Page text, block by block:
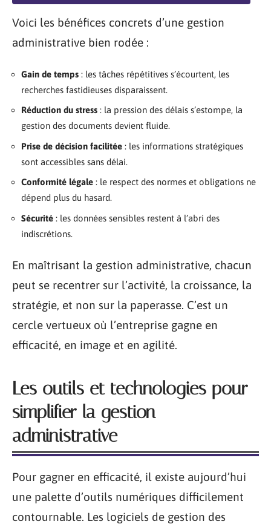
Voici les bénéfices concrets d’une gestion
administrative bien rodée :
Gain de temps : les tâches répétitives s’écourtent, les
recherches fastidieuses disparaissent.
Réduction du stress : la pression des délais s’estompe, la
gestion des documents devient fluide.
Prise de décision facilitée : les informations stratégiques
sont accessibles sans délai.
Conformité légale : le respect des normes et obligations ne
dépend plus du hasard.
Sécurité : les données sensibles restent à l’abri des
indiscrétions.
En maîtrisant la gestion administrative, chacun
peut se recentrer sur l’activité, la croissance, la
stratégie, et non sur la paperasse. C’est un
cercle vertueux où l’entreprise gagne en
efficacité, en image et en agilité.
Les outils et technologies pour
simplifier la gestion
administrative
Pour gagner en efficacité, il existe aujourd’hui
une palette d’outils numériques difficilement
contournable. Les logiciels de gestion des